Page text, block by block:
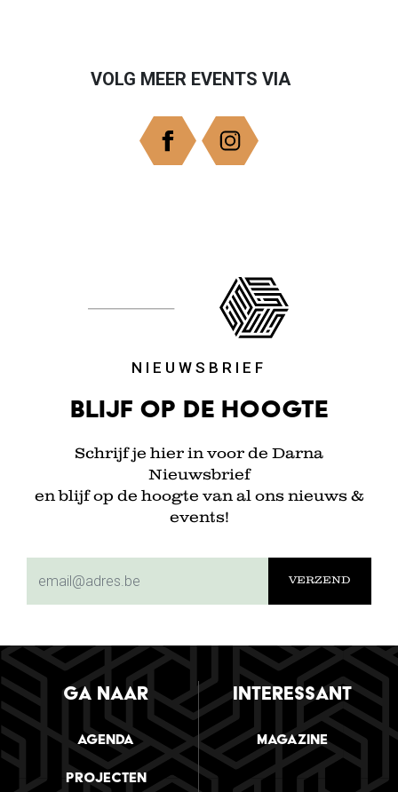
VOLG MEER EVENTS VIA
NIEUWSBRIEF
Blijf op de hoogte
Schrijf je hier in voor de Darna
Nieuwsbrief
en blijf op de hoogte van al ons nieuws &
events!
GA NAAR
Agenda
Projecten
INTERESSANT
Magazine